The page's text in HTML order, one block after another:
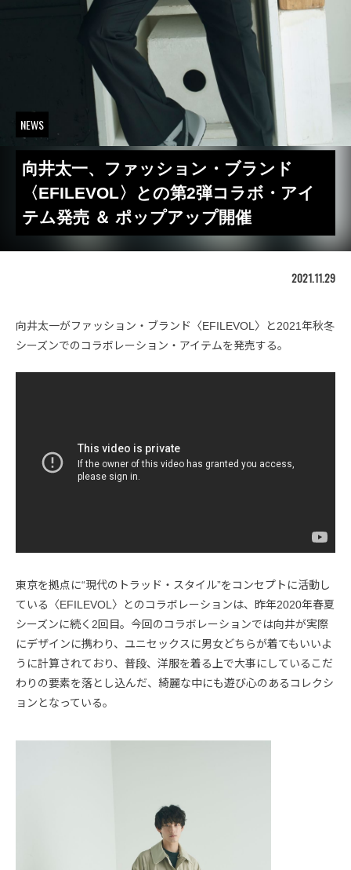
NEWS
向井太一、ファッション・ブランド
〈EFILEVOL〉との第2弾コラボ・アイ
テム発売 ＆ ポップアップ開催
2021.11.29
向井太一がファッション・ブランド〈EFILEVOL〉と2021年秋冬
シーズンでのコラボレーション・アイテムを発売する。
東京を拠点に“現代のトラッド・スタイル”をコンセプトに活動し
ている〈EFILEVOL〉とのコラボレーションは、昨年2020年春夏
シーズンに続く2回目。今回のコラボレーションでは向井が実際
にデザインに携わり、ユニセックスに男女どちらが着てもいいよ
うに計算されており、普段、洋服を着る上で大事にしているこだ
わりの要素を落とし込んだ、綺麗な中にも遊び心のあるコレクシ
ョンとなっている。